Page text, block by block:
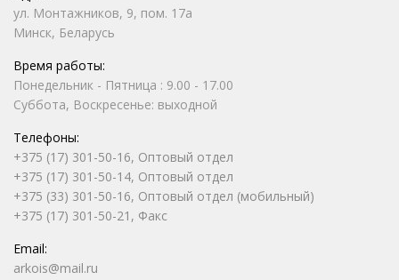
ул. Монтажников, 9, пом. 17а
Минск, Беларусь
Время работы:
Понедельник - Пятница : 9.00 - 17.00
Суббота, Воскресенье: выходной
Телефоны:
+375 (17) 301-50-16, Оптовый отдел
+375 (17) 301-50-14, Оптовый отдел
+375 (33) 301-50-16, Оптовый отдел (мобильный)
+375 (17) 301-50-21, Факс
Email:
arkois@mail.ru